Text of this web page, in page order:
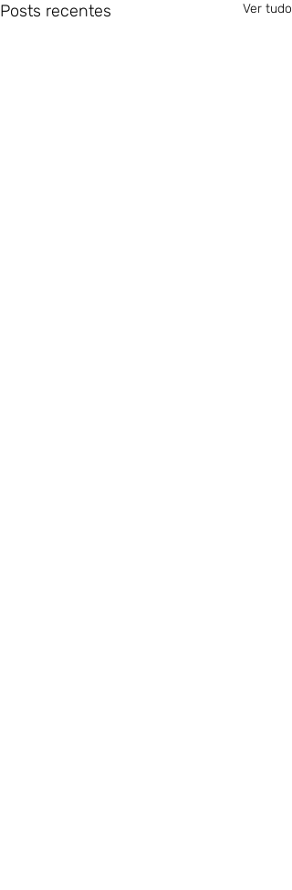
Posts recentes Ver tudo